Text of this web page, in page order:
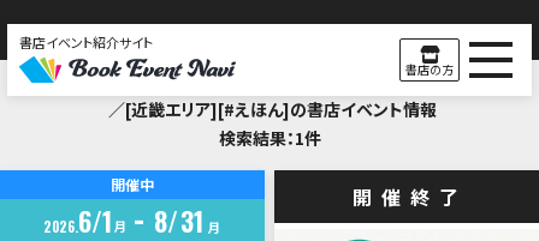
書店イベント紹介サイト
書店の方
Search Result
／[近畿エリア][#えほん]の書店イベント情報
検索結果：1件
開催中
2026 6 1 月 8 31 月
開催終了